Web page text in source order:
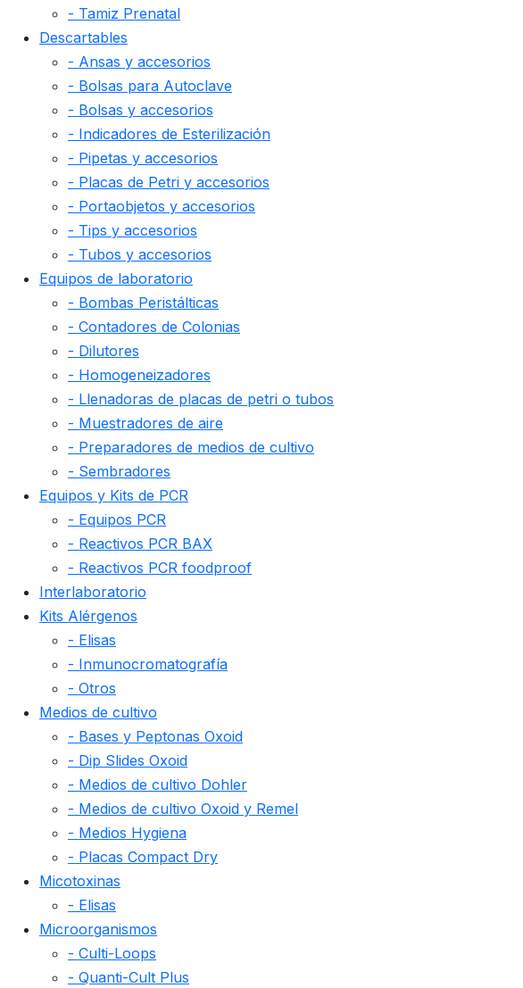
- Tamiz Prenatal
Descartables
- Ansas y accesorios
- Bolsas para Autoclave
- Bolsas y accesorios
- Indicadores de Esterilización
- Pipetas y accesorios
- Placas de Petri y accesorios
- Portaobjetos y accesorios
- Tips y accesorios
- Tubos y accesorios
Equipos de laboratorio
- Bombas Peristálticas
- Contadores de Colonias
- Dilutores
- Homogeneizadores
- Llenadoras de placas de petri o tubos
- Muestradores de aire
- Preparadores de medios de cultivo
- Sembradores
Equipos y Kits de PCR
- Equipos PCR
- Reactivos PCR BAX
- Reactivos PCR foodproof
Interlaboratorio
Kits Alérgenos
- Elisas
- Inmunocromatografía
- Otros
Medios de cultivo
- Bases y Peptonas Oxoid
- Dip Slides Oxoid
- Medios de cultivo Dohler
- Medios de cultivo Oxoid y Remel
- Medios Hygiena
- Placas Compact Dry
Micotoxinas
- Elisas
Microorganismos
- Culti-Loops
- Quanti-Cult Plus